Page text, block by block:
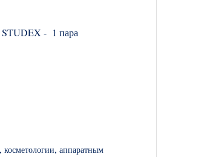
STUDEX - 1 пара
аппаратным